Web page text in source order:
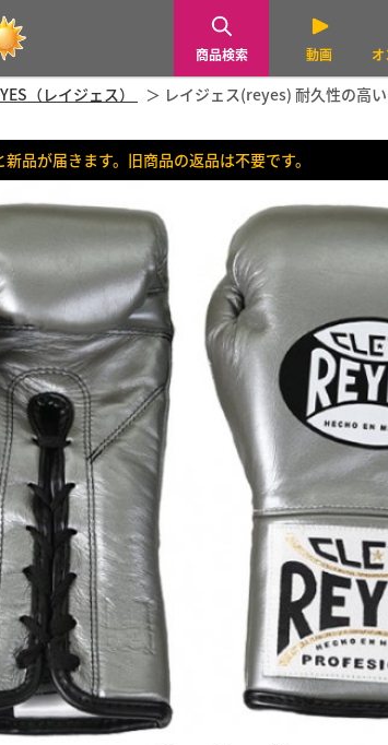
商品検索 動画
（レイジェス） レイジェス(reyes) 耐久性の高
品が届きます。旧商品の返品は不要です。